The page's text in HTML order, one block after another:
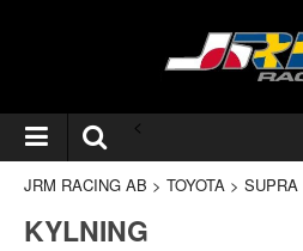
<
JRM RACING AB > TOYOTA > SUPRA
KYLNING